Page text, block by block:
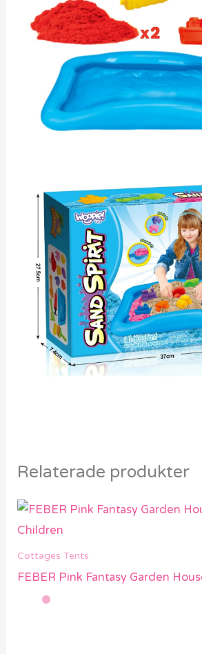
Relaterade produkter
Cottages Tents
FEBER Pink Fantasy Garden